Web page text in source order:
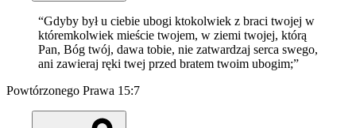
“Gdyby był u ciebie ubogi ktokolwiek z braci twojej w
któremkolwiek mieście twojem, w ziemi twojej, którą
Pan, Bóg twój, dawa tobie, nie zatwardzaj serca swego,
ani zawieraj ręki twej przed bratem twoim ubogim;”
Powtórzonego Prawa 15:7